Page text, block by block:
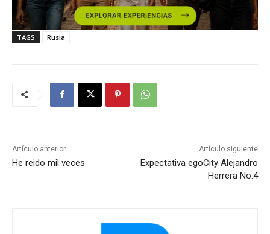
TAGS Rusia
Artículo anterior
He reido mil veces
Artículo siguiente
Expectativa egoCity Alejandro
Herrera No.4